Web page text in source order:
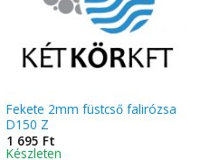
Fekete 2mm füstcső falirózsa
D150 Z
1 695 Ft
Készleten